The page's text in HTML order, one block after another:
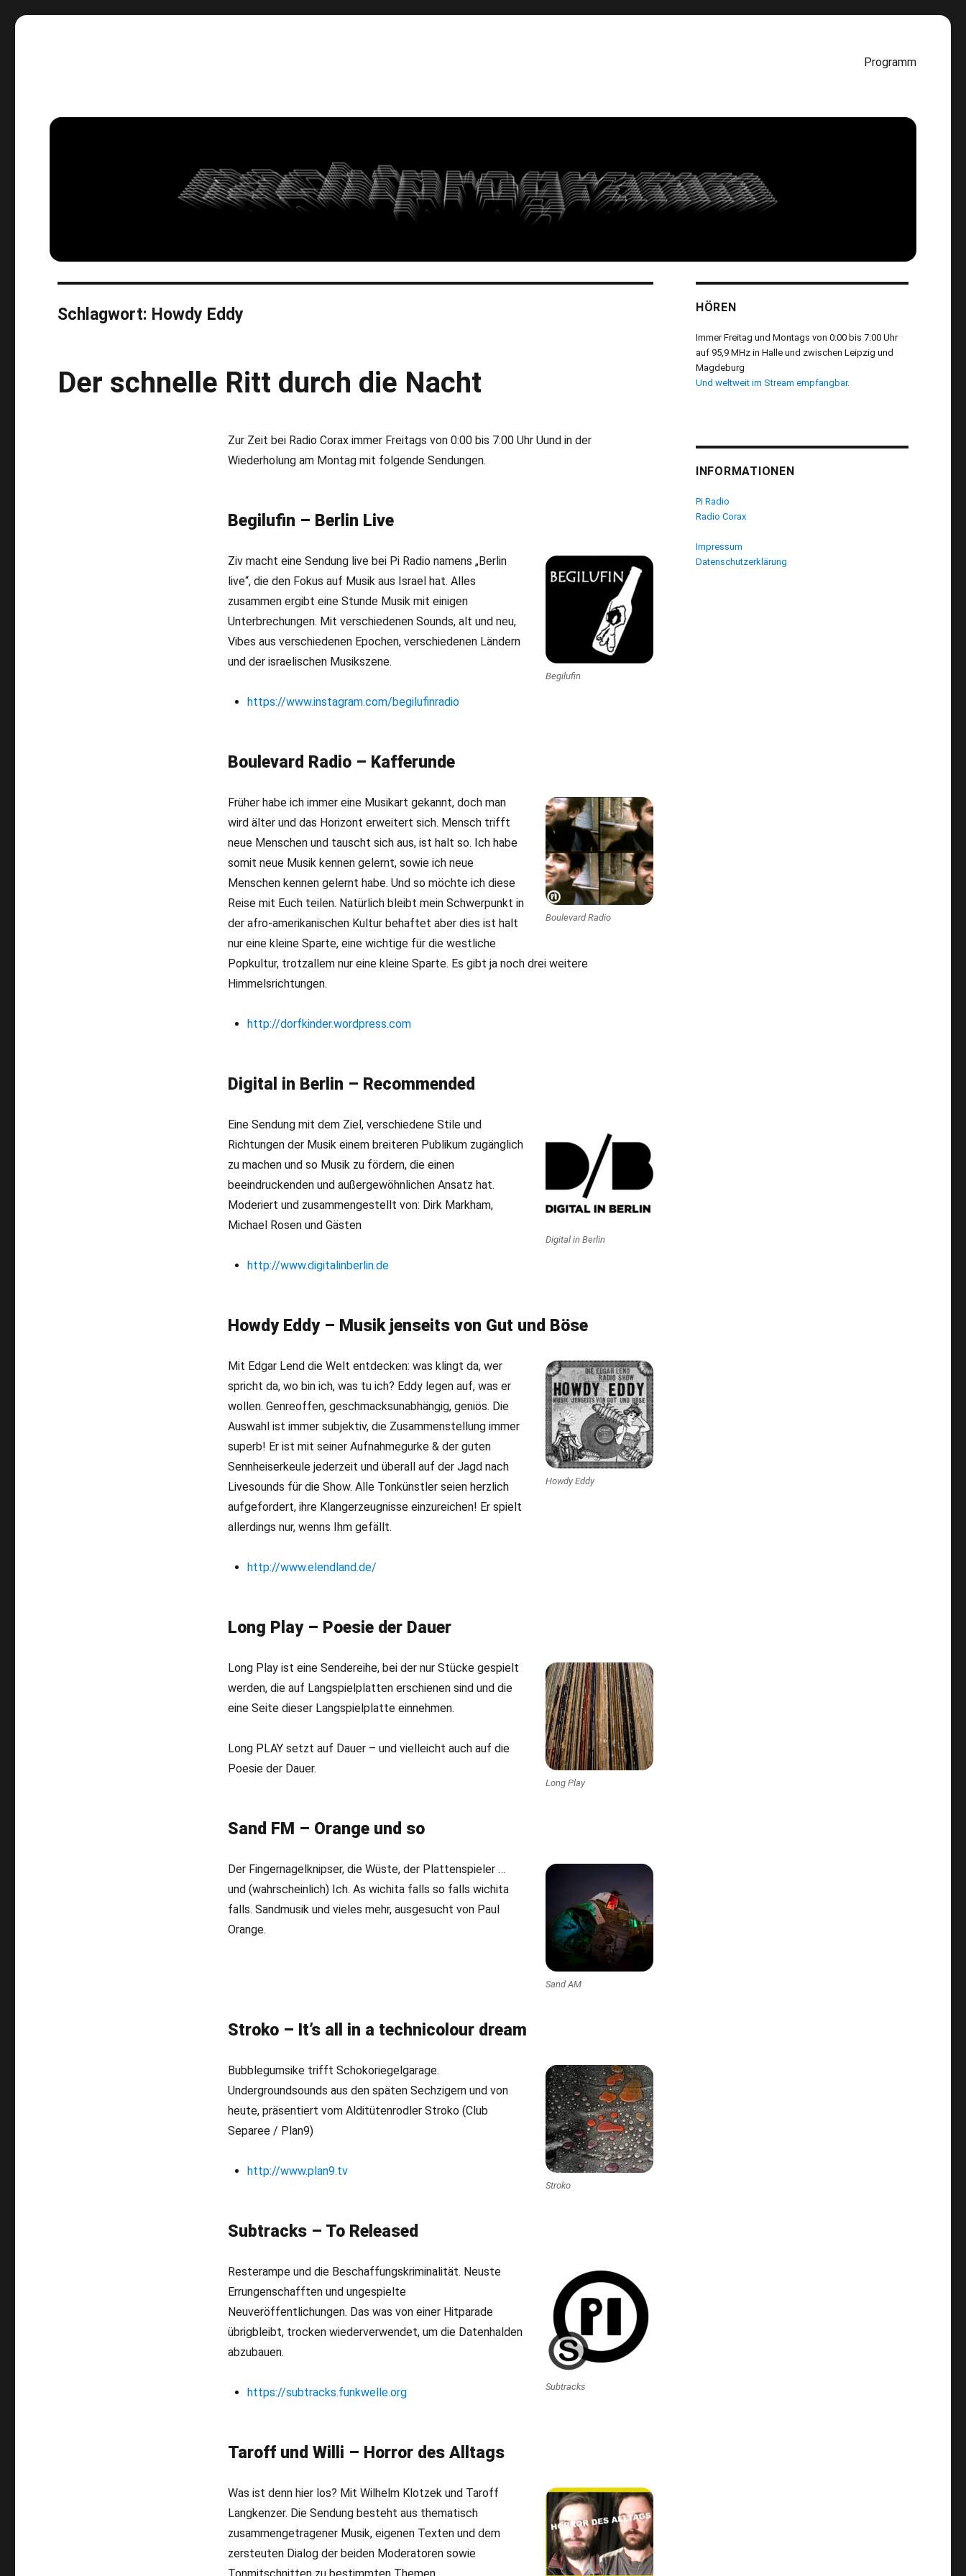
Programm
Schlagwort: Howdy Eddy
Der schnelle Ritt durch die Nacht
Zur Zeit bei Radio Corax immer Freitags von 0:00 bis 7:00 Uhr Uund in der
Wiederholung am Montag mit folgende Sendungen.
Begilufin – Berlin Live
Begilufin
Ziv macht eine Sendung live bei Pi Radio namens „Berlin
live“, die den Fokus auf Musik aus Israel hat. Alles
zusammen ergibt eine Stunde Musik mit einigen
Unterbrechungen. Mit verschiedenen Sounds, alt und neu,
Vibes aus verschiedenen Epochen, verschiedenen Ländern
und der israelischen Musikszene.
https://www.instagram.com/begilufinradio
Boulevard Radio – Kafferunde
Boulevard Radio
Früher habe ich immer eine Musikart gekannt, doch man
wird älter und das Horizont erweitert sich. Mensch trifft
neue Menschen und tauscht sich aus, ist halt so. Ich habe
somit neue Musik kennen gelernt, sowie ich neue
Menschen kennen gelernt habe. Und so möchte ich diese
Reise mit Euch teilen. Natürlich bleibt mein Schwerpunkt in
der afro-amerikanischen Kultur behaftet aber dies ist halt
nur eine kleine Sparte, eine wichtige für die westliche
Popkultur, trotzallem nur eine kleine Sparte. Es gibt ja noch drei weitere
Himmelsrichtungen.
http://dorfkinder.wordpress.com
Digital in Berlin – Recommended
Digital in Berlin
Eine Sendung mit dem Ziel, verschiedene Stile und
Richtungen der Musik einem breiteren Publikum zugänglich
zu machen und so Musik zu fördern, die einen
beeindruckenden und außergewöhnlichen Ansatz hat.
Moderiert und zusammengestellt von: Dirk Markham,
Michael Rosen und Gästen
http://www.digitalinberlin.de
Howdy Eddy – Musik jenseits von Gut und Böse
Howdy Eddy
Mit Edgar Lend die Welt entdecken: was klingt da, wer
spricht da, wo bin ich, was tu ich? Eddy legen auf, was er
wollen. Genreoffen, geschmacksunabhängig, geniös. Die
Auswahl ist immer subjektiv, die Zusammenstellung immer
superb! Er ist mit seiner Aufnahmegurke & der guten
Sennheiserkeule jederzeit und überall auf der Jagd nach
Livesounds für die Show. Alle Tonkünstler seien herzlich
aufgefordert, ihre Klangerzeugnisse einzureichen! Er spielt
allerdings nur, wenns Ihm gefällt.
http://www.elendland.de/
Long Play – Poesie der Dauer
Long Play
Long Play ist eine Sendereihe, bei der nur Stücke gespielt
werden, die auf Langspielplatten erschienen sind und die
eine Seite dieser Langspielplatte einnehmen.
Long PLAY setzt auf Dauer – und vielleicht auch auf die
Poesie der Dauer.
Sand FM – Orange und so
Sand AM
Der Fingernagelknipser, die Wüste, der Plattenspieler …
und (wahrscheinlich) Ich. As wichita falls so falls wichita
falls. Sandmusik und vieles mehr, ausgesucht von Paul
Orange.
Stroko – It’s all in a technicolour dream
Stroko
Bubblegumsike trifft Schokoriegelgarage.
Undergroundsounds aus den späten Sechzigern und von
heute, präsentiert vom Alditütenrodler Stroko (Club
Separee / Plan9)
http://www.plan9.tv
Subtracks – To Released
Subtracks
Resterampe und die Beschaffungskriminalität. Neuste
Errungenschafften und ungespielte
Neuveröffentlichungen. Das was von einer Hitparade
übrigbleibt, trocken wiederverwendet, um die Datenhalden
abzubauen.
https://subtracks.funkwelle.org
Taroff und Willi – Horror des Alltags
Was ist denn hier los? Mit Wilhelm Klotzek und Taroff
Langkenzer. Die Sendung besteht aus thematisch
zusammengetragener Musik, eigenen Texten und dem
zersteuten Dialog der beiden Moderatoren sowie
HÖREN
Immer Freitag und Montags von 0:00 bis 7:00 Uhr
auf 95,9 MHz in Halle und zwischen Leipzig und
Magdeburg
Und weltweit im Stream empfangbar.
INFORMATIONEN
Pi Radio
Radio Corax
Impressum
Datenschutzerklärung